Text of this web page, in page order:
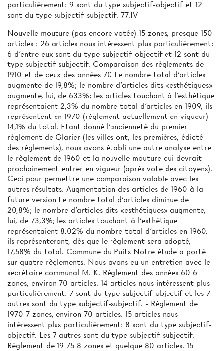
particulièrement: 9 sont du type subjectif-objectif et 12
sont du type subjectif-subjectif. 77.IV
Nouvelle mouture (pas encore votée) 15 zones, presque 150
articles : 26 articles nous intéressent plus particulièrement:
6 d'entre eux sont du type subjectif-objectif et 12 sont du
type subjectif-subjectif. Comparaison des règlements de
1910 et de ceux des années 70 Le nombre total d’articles
augmente de 19,8%; le nombre d'articles dits «esthétiques»
augmente, lui, de 633%; les articles touchant à l'esthétique
représentaient 2,3% du nombre total d'articles en 1909, ils
représentent en 1970 (règlement actuellement en vigueur)
14,1% du total. Etant donné l'ancienneté du premier
règlement de Glarier (les villes ont, les premières, édicté
des règlements), nous avons établi une autre analyse entre
le règlement de 1960 et la nouvelle mouture qui devrait
prochainement entrer en vigueur (après vote des citoyens).
Ceci pour permettre une comparaison valable avec les
autres résultats. Augmentation des articles de 1960 à la
future version Le nombre total d'articles diminue de
20,8%; le nombre d'articles dits «esthétiques» augmente,
lui, de 73,3%; les articles touchant à l'esthétique
représentaient 8,02% du nombre total d'articles en 1960,
ils représenteront, dès que le règlement sera adopté,
17,58% du total. Commune du Puits Notre étude a porté
sur quatre règlements. Nous avons eu un entretien avec le
secrétaire communal M. K. Règlement des années 60 6
zones, environ 70 articles. 14 articles nous intéressent plus
particulièrement: 7 sont du type subjectif-objectif et les 7
autres sont du type subjectif-subjectif. - Règlement de
1970 7 zones, environ 70 articles. 15 articles nous
intéressent plus particulièrement: 8 sont du type subjectif-
objectif. Les 7 autres sont du type subjectif-subjectif. -
Règlement de 19 75 8 zones et quelque 80 articles. 15